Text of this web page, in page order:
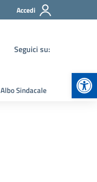
Accedi
Seguici su:
Albo Sindacale